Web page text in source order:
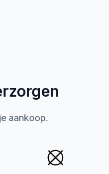
aankoop.